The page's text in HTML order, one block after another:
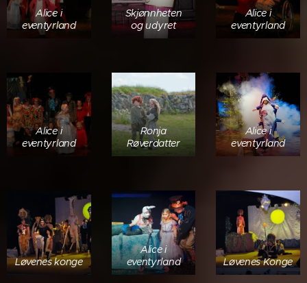
Alice i
eventyrland
Skjønnheten
og udyret
Alice i
eventyrland
Alice i
eventyrland
Ronja
Røverdatter
Alice i
eventyrland
Løvenes konge
Alice i
eventyrland
Løvenes Konge